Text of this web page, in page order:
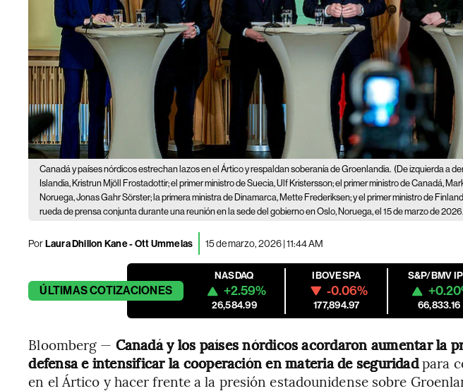
Canadá y países nórdicos estrechan lazos en el Ártico y respaldan soberanía de Groenlandia. (De izquierda a
Islandia, Kristrun Mjöll Frostadottir; el primer ministro de Suecia, Ulf Kristersson; el primer ministro de Canadá,
Noruega, Jonas Gahr Sörster; la primera ministra de Dinamarca, Mette Frederiksen; y el primer ministro de
rueda de prensa conjunta durante una reunión en la sede del gobierno en Oslo, Noruega, el 15 de marzo de 2026.
PorLaura Dhillon Kane - Ott Ummelas 15 de marzo, 2026 | 11:44 AM
ÚLTIMASCOTIZACIONES
NASDAQ
+2.59%
26,584.99
IBOVESPA
-0.06%
177,894.97
S&P/BMV
66,833.16
Bloomberg — Canadá y los países nórdicos acordaron aumentar la
defensa e intensificar la cooperación en materia de seguridadpara
en el Ártico y hacer frente a la presión estadounidense sobre